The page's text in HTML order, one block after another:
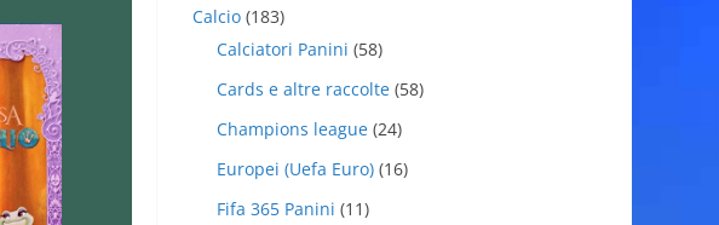
Calcio (183)
Calciatori Panini (58)
Cards e altre raccolte (58)
Champions league (24)
Europei (Uefa Euro) (16)
Fifa 365 Panini (11)